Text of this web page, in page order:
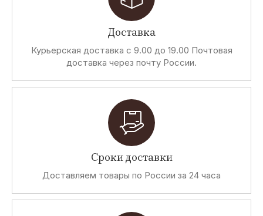
Доставка
Курьерская доставка с 9.00 до 19.00 Почтовая
доставка через почту России.
Сроки доставки
Доставляем товары по России за 24 часа